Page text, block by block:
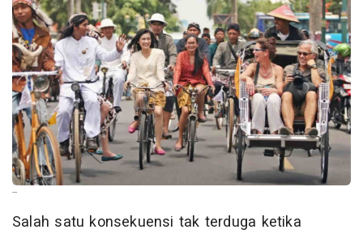
--
Salah satu konsekuensi tak terduga ketika